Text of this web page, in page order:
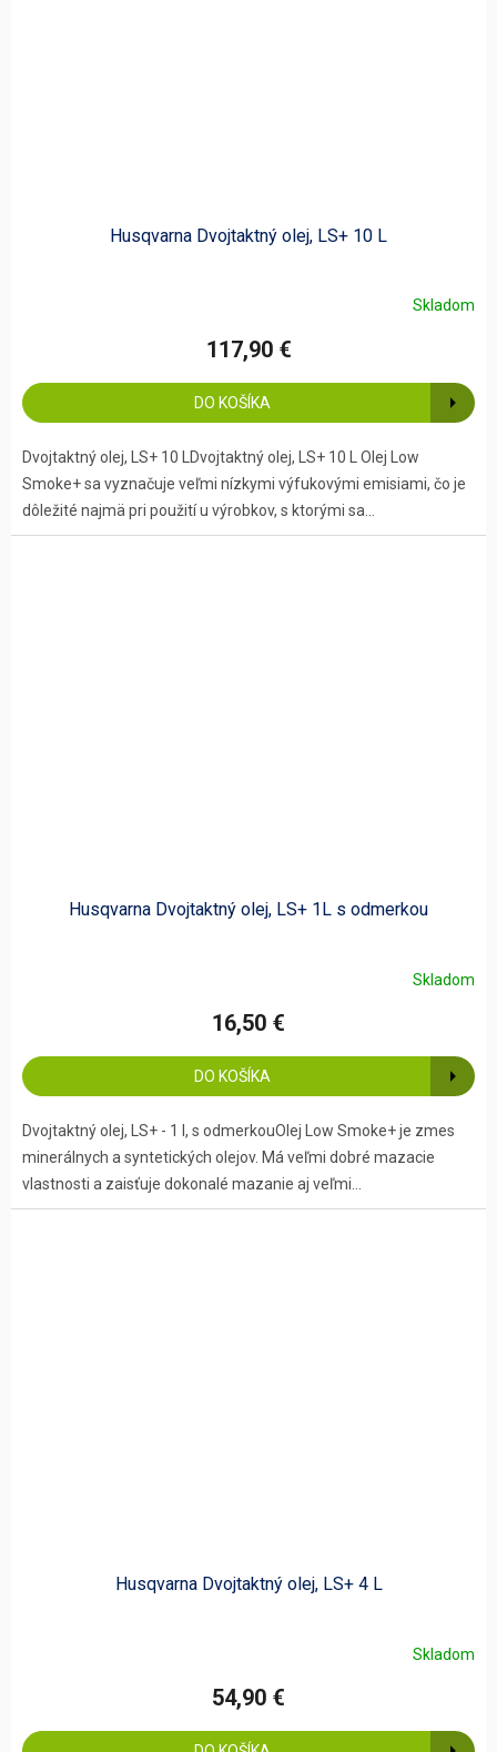
Husqvarna Dvojtaktný olej, LS+ 10 L
Skladom
117,90 €
DO KOŠÍKA
Dvojtaktný olej, LS+ 10 LDvojtaktný olej, LS+ 10 L Olej Low
Smoke+ sa vyznačuje veľmi nízkymi výfukovými emisiami, čo je
dôležité najmä pri použití u výrobkov, s ktorými sa...
Husqvarna Dvojtaktný olej, LS+ 1L s odmerkou
Skladom
16,50 €
DO KOŠÍKA
Dvojtaktný olej, LS+ - 1 l, s odmerkouOlej Low Smoke+ je zmes
minerálnych a syntetických olejov. Má veľmi dobré mazacie
vlastnosti a zaisťuje dokonalé mazanie aj veľmi...
Husqvarna Dvojtaktný olej, LS+ 4 L
Skladom
54,90 €